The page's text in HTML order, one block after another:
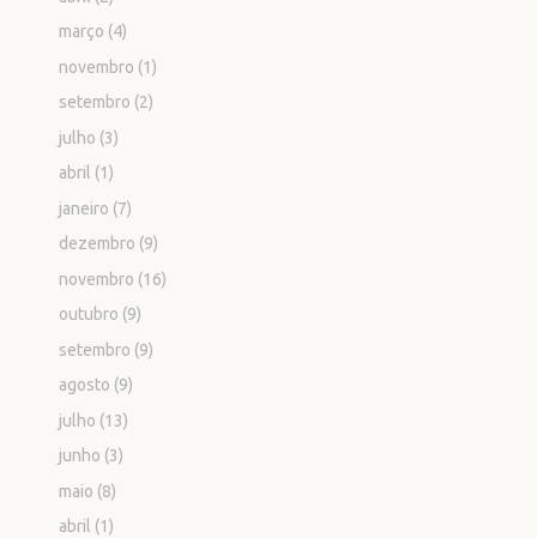
março (4)
novembro (1)
setembro (2)
julho (3)
abril (1)
janeiro (7)
dezembro (9)
novembro (16)
outubro (9)
setembro (9)
agosto (9)
julho (13)
junho (3)
maio (8)
abril (1)